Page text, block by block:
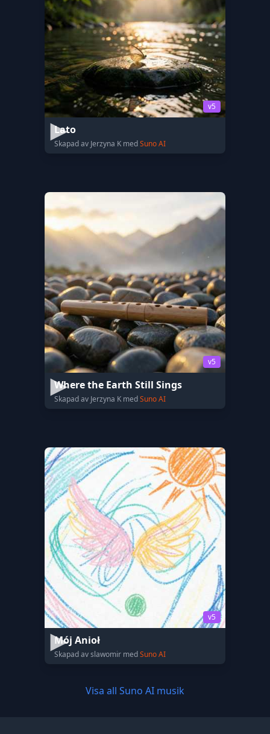
v5
Lato
Skapad av Jerzyna K medSuno AI
v5
Where the Earth Still Sings
Skapad av Jerzyna K medSuno AI
v5
Mój Anioł
Skapad av slawomir medSuno AI
Visa all Suno AI musik